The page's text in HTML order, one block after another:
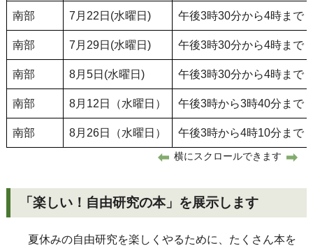
南部 7月22日(水曜日) 午後3時30分から4時まで
南部 7月29日(水曜日) 午後3時30分から4時まで
南部 8月5日(水曜日) 午後3時30分から4時まで
南部 8月12日（水曜日） 午後3時から3時40分まで
南部 8月26日（水曜日） 午後3時から4時10分まで
横にスクロールできます
「楽しい！自由研究の本」を展示します
夏休みの自由研究を楽しくやるために、たくさん本を